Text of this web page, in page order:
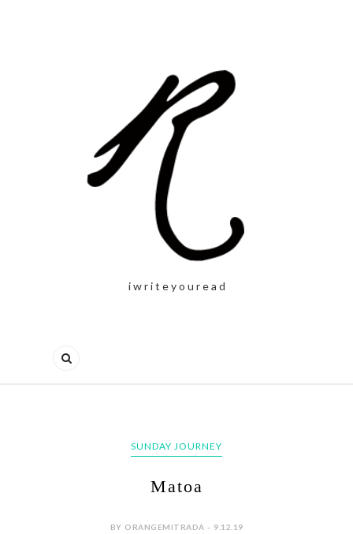
i w r i t e y o u r e a d
SUNDAY JOURNEY
Matoa
BY ORANGEMITRADA - 9.12.19